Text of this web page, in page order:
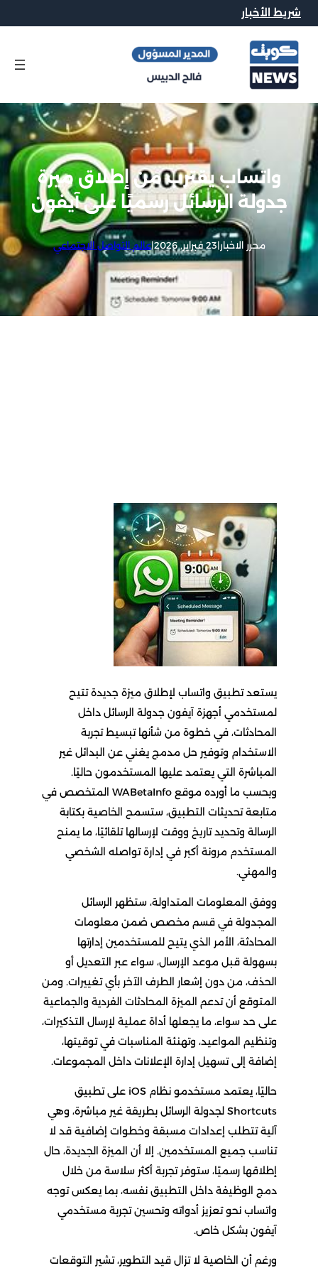
شريط الأخبار
واتساب يقترب من إطلاق ميزة
جدولة الرسائل رسميًا على آيفون
محرر الاخبار|23 فبراير, 2026 |عالم التواصل الاجتماعي
يستعد تطبيق واتساب لإطلاق ميزة جديدة تتيح
لمستخدمي أجهزة آيفون جدولة الرسائل داخل
المحادثات، في خطوة من شأنها تبسيط تجربة
الاستخدام وتوفير حل مدمج يغني عن البدائل غير
المباشرة التي يعتمد عليها المستخدمون حاليًا.
وبحسب ما أورده موقع WABetaInfo المتخصص في
متابعة تحديثات التطبيق، ستسمح الخاصية بكتابة
الرسالة وتحديد تاريخ ووقت لإرسالها تلقائيًا، ما يمنح
المستخدم مرونة أكبر في إدارة تواصله الشخصي
والمهني.
ووفق المعلومات المتداولة، ستظهر الرسائل
المجدولة في قسم مخصص ضمن معلومات
المحادثة، الأمر الذي يتيح للمستخدمين إدارتها
بسهولة قبل موعد الإرسال، سواء عبر التعديل أو
الحذف، من دون إشعار الطرف الآخر بأي تغييرات. ومن
المتوقع أن تدعم الميزة المحادثات الفردية والجماعية
على حد سواء، ما يجعلها أداة عملية لإرسال التذكيرات،
وتنظيم المواعيد، وتهنئة المناسبات في توقيتها،
إضافة إلى تسهيل إدارة الإعلانات داخل المجموعات.
حاليًا، يعتمد مستخدمو نظام iOS على تطبيق
Shortcuts لجدولة الرسائل بطريقة غير مباشرة، وهي
آلية تتطلب إعدادات مسبقة وخطوات إضافية قد لا
تناسب جميع المستخدمين. إلا أن الميزة الجديدة، حال
إطلاقها رسميًا، ستوفر تجربة أكثر سلاسة من خلال
دمج الوظيفة داخل التطبيق نفسه، بما يعكس توجه
واتساب نحو تعزيز أدواته وتحسين تجربة مستخدمي
آيفون بشكل خاص.
ورغم أن الخاصية لا تزال قيد التطوير، تشير التوقعات